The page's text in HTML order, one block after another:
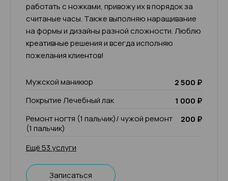
работать с ножками, привожу их в порядок за
считаные часы. Также выполняю наращивание
на формы и дизайны разной сложности. Люблю
креативные решения и всегда исполняю
пожелания клиентов!
Мужской маникюр
2 500 ₽
Покрытие Лечебный лак
1 000 ₽
Ремонт ногтя (1 пальчик)/ чужой ремонт
(1 пальчик)
200 ₽
Ещё 53 услуги
Записаться